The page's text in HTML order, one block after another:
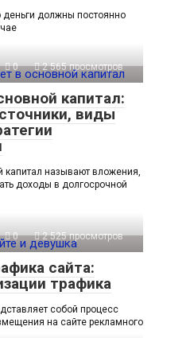
деньги должны постоянно
0 2 565 просмотров
капитал:
виды
капитал называют вложения,
доходы в долгосрочной
0 2 525 просмотров
сайта:
трафика
собой процесс
на сайте рекламного